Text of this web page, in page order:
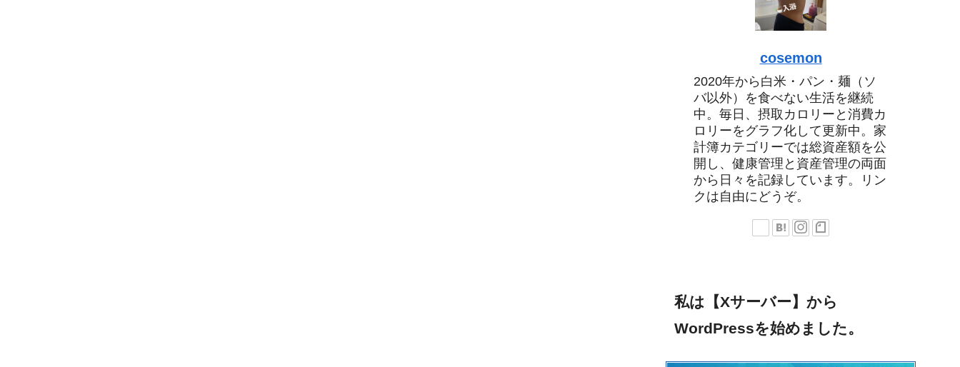
cosemon
2020年から白米・パン・麺（ソ
バ以外）を食べない生活を継続
中。毎日、摂取カロリーと消費カ
ロリーをグラフ化して更新中。家
計簿カテゴリーでは総資産額を公
開し、健康管理と資産管理の両面
から日々を記録しています。リン
クは自由にどうぞ。
私は【Xサーバー】から
WordPressを始めました。